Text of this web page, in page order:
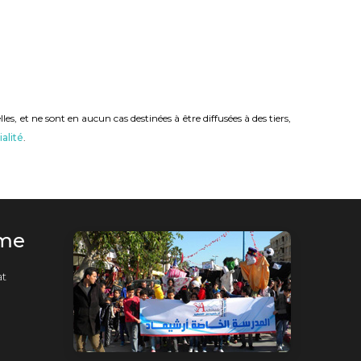
et ne sont en aucun cas destinées à être diffusées à des tiers,
.